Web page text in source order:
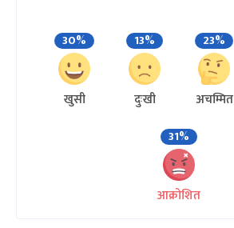
30%
खुसी
13%
दुःखी
23%
अचम्मित
31%
आक्रोशित